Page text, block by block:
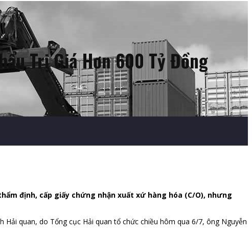
Trị Giá Hơn 600 Tỷ Đồng
định, cấp giấy chứng nhận xuất xứ hàng hóa (C/O), nhưng
quan, do Tổng cục Hải quan tổ chức chiều hôm qua 6/7, ông Nguyễn